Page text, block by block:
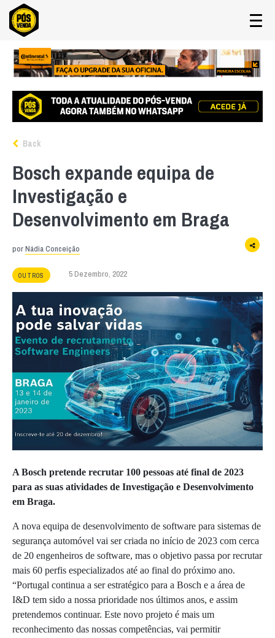
Back
Bosch expande equipa de
Investigação e
Desenvolvimento em Braga
porNádia Conceição
OUTROS 5 Dezembro, 2022
A Bosch pretende recrutar 100 pessoas até final de 2023
para as suas atividades de Investigação e Desenvolvimento
em Braga.
A nova equipa de desenvolvimento de software para sistemas de
segurança automóvel vai ser criada no início de 2023 com cerca
de 20 engenheiros de software, mas o objetivo passa por recrutar
mais 60 perfis especializados até ao final do próximo ano.
“Portugal continua a ser estratégico para a Bosch e a área de
I&D tem sido a nossa prioridade nos últimos anos, e assim
pretendemos continuar. Este novo projeto é mais um
reconhecimento das nossas competências, vai permitir